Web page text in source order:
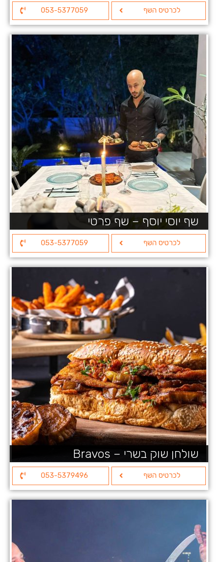
לכרטיס השף 053-5377059
שף יוסי יוסף – שף פרטי
לכרטיס השף 053-5377059
שולחן שוק בשרי – Bravos
לכרטיס השף 053-5379496